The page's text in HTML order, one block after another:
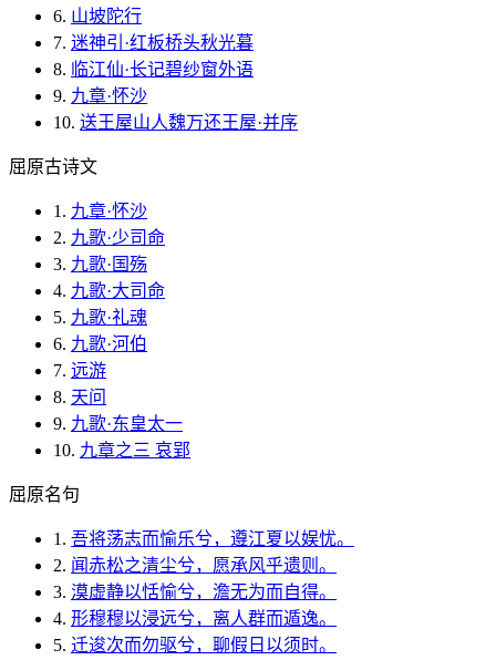
6. 山坡陀行
7. 迷神引·红板桥头秋光暮
8. 临江仙·长记碧纱窗外语
9. 九章·怀沙
10. 送王屋山人魏万还王屋·并序
屈原古诗文
1. 九章·怀沙
2. 九歌·少司命
3. 九歌·国殇
4. 九歌·大司命
5. 九歌·礼魂
6. 九歌·河伯
7. 远游
8. 天问
9. 九歌·东皇太一
10. 九章之三 哀郢
屈原名句
1. 吾将荡志而愉乐兮，遵江夏以娱忧。
2. 闻赤松之清尘兮，愿承风乎遗则。
3. 漠虚静以恬愉兮，澹无为而自得。
4. 形穆穆以浸远兮，离人群而遁逸。
5. 迁逡次而勿驱兮，聊假日以须时。